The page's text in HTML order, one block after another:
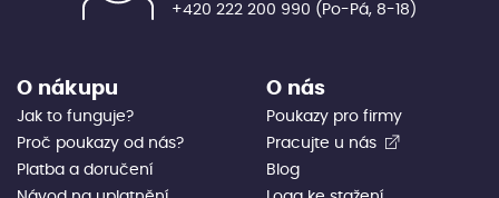
O nákupu
Jak to funguje?
Proč poukazy od nás?
Platba a doručení
O nás
Poukazy pro firmy
Pracujte u nás
Blog
+420 222 200 990 (Po-Pá, 8-18)